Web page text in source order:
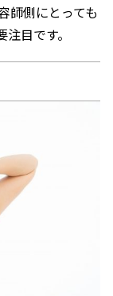
師側にとっても
目です。